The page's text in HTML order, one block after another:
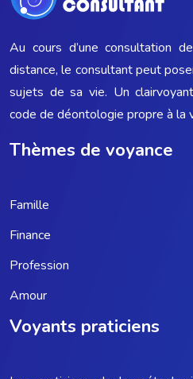
Au cours d’une consultation
distance, le consultant peut
sujets de sa vie. Un
code de déontologie propre à la
Thèmes de voyance
Famille
Finance
Profession
Amour
Voyants praticiens